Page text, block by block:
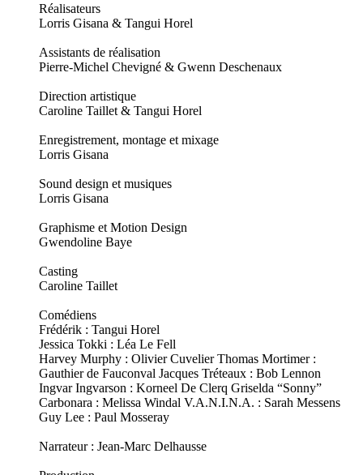
Réalisateurs
Lorris Gisana & Tangui Horel
Assistants de réalisation
Pierre-Michel Chevigné & Gwenn Deschenaux
Direction artistique
Caroline Taillet & Tangui Horel
Enregistrement, montage et mixage
Lorris Gisana
Sound design et musiques
Lorris Gisana
Graphisme et Motion Design
Gwendoline Baye
Casting
Caroline Taillet
Comédiens
Frédérik : Tangui Horel
Jessica Tokki : Léa Le Fell
Harvey Murphy : Olivier Cuvelier Thomas Mortimer :
Gauthier de Fauconval Jacques Tréteaux : Bob Lennon
Ingvar Ingvarson : Korneel De Clerq Griselda “Sonny”
Carbonara : Melissa Windal V.A.N.I.N.A. : Sarah Messens
Guy Lee : Paul Mosseray
Narrateur : Jean-Marc Delhausse